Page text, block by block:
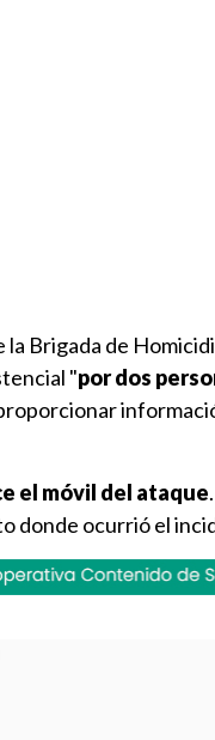
la Brigada de
"por dos
el móvil del ataque
donde ocurrió el